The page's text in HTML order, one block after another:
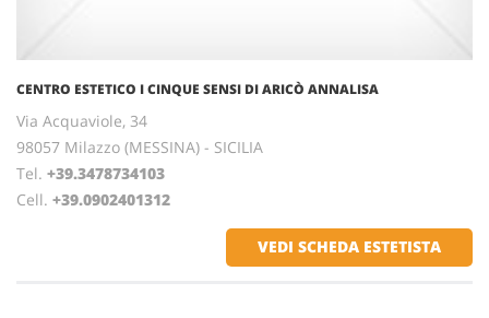
CENTRO ESTETICO I CINQUE SENSI DI ARICÒ ANNALISA
Via Acquaviole, 34
98057 Milazzo (MESSINA) - SICILIA
Tel. +39.3478734103
Cell. +39.0902401312
VEDI SCHEDA ESTETISTA